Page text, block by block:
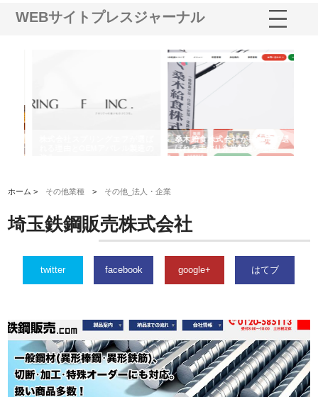
WEBサイトプレスジャーナル
桑木給食株式会社が福山市で選
ばれる手作り弁当配達の理由
ホーム > その他業種 > その他_法人・企業
埼玉鉄鋼販売株式会社
twitter facebook google+ はてブ